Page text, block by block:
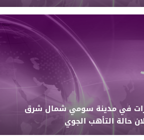
في مدينة سومي شمال شرق
حالة التأهب الجوي